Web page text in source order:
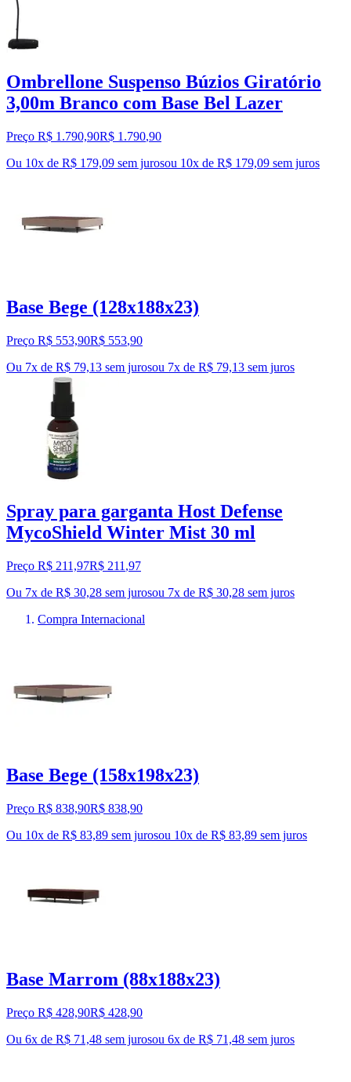
Ombrellone Suspenso Búzios Giratório
3,00m Branco com Base Bel Lazer
Preço R$ 1.790,90R$ 1.790,90
Ou 10x de R$ 179,09 sem jurosou 10x de R$ 179,09 sem juros
Base Bege (128x188x23)
Preço R$ 553,90R$ 553,90
Ou 7x de R$ 79,13 sem jurosou 7x de R$ 79,13 sem juros
Spray para garganta Host Defense
MycoShield Winter Mist 30 ml
Preço R$ 211,97R$ 211 ,97
Ou 7x de R$ 30,28 sem jurosou 7x de R$ 30,28 sem juros
Compra Internacional
Base Bege (158x198x23)
Preço R$ 838,90R$ 838,90
Ou 10x de R$ 83,89 sem jurosou 10x de R$ 83,89 sem juros
Base Marrom (88x188x23)
Preço R$ 428,90R$ 428,90
Ou 6x de R$ 71,48 sem jurosou 6x de R$ 71,48 sem juros